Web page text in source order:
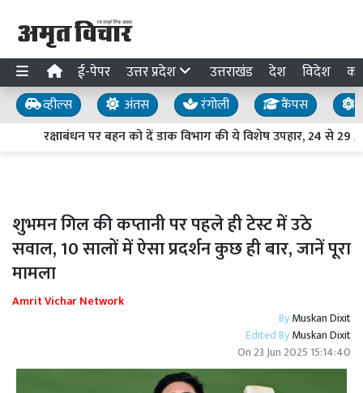
ई-पेपर उत्तर प्रदेश उत्तराखंड देश विदेश
व्हील्स अंतस रंगोली कैंपस
रक्षाबंधन पर बहन को दें डाक विभाग की ये विशेष उपहार, 24 से 29
शुभमन गिल की कप्तानी पर पहले ही टेस्ट में उठे
सवाल, 10 सालों में ऐसा प्रदर्शन कुछ ही बार, जानें पूरा
मामला
Amrit Vichar Network
ByMuskan Dixit
Edited ByMuskan Dixit
On 23 Jun 2025 15:14:40